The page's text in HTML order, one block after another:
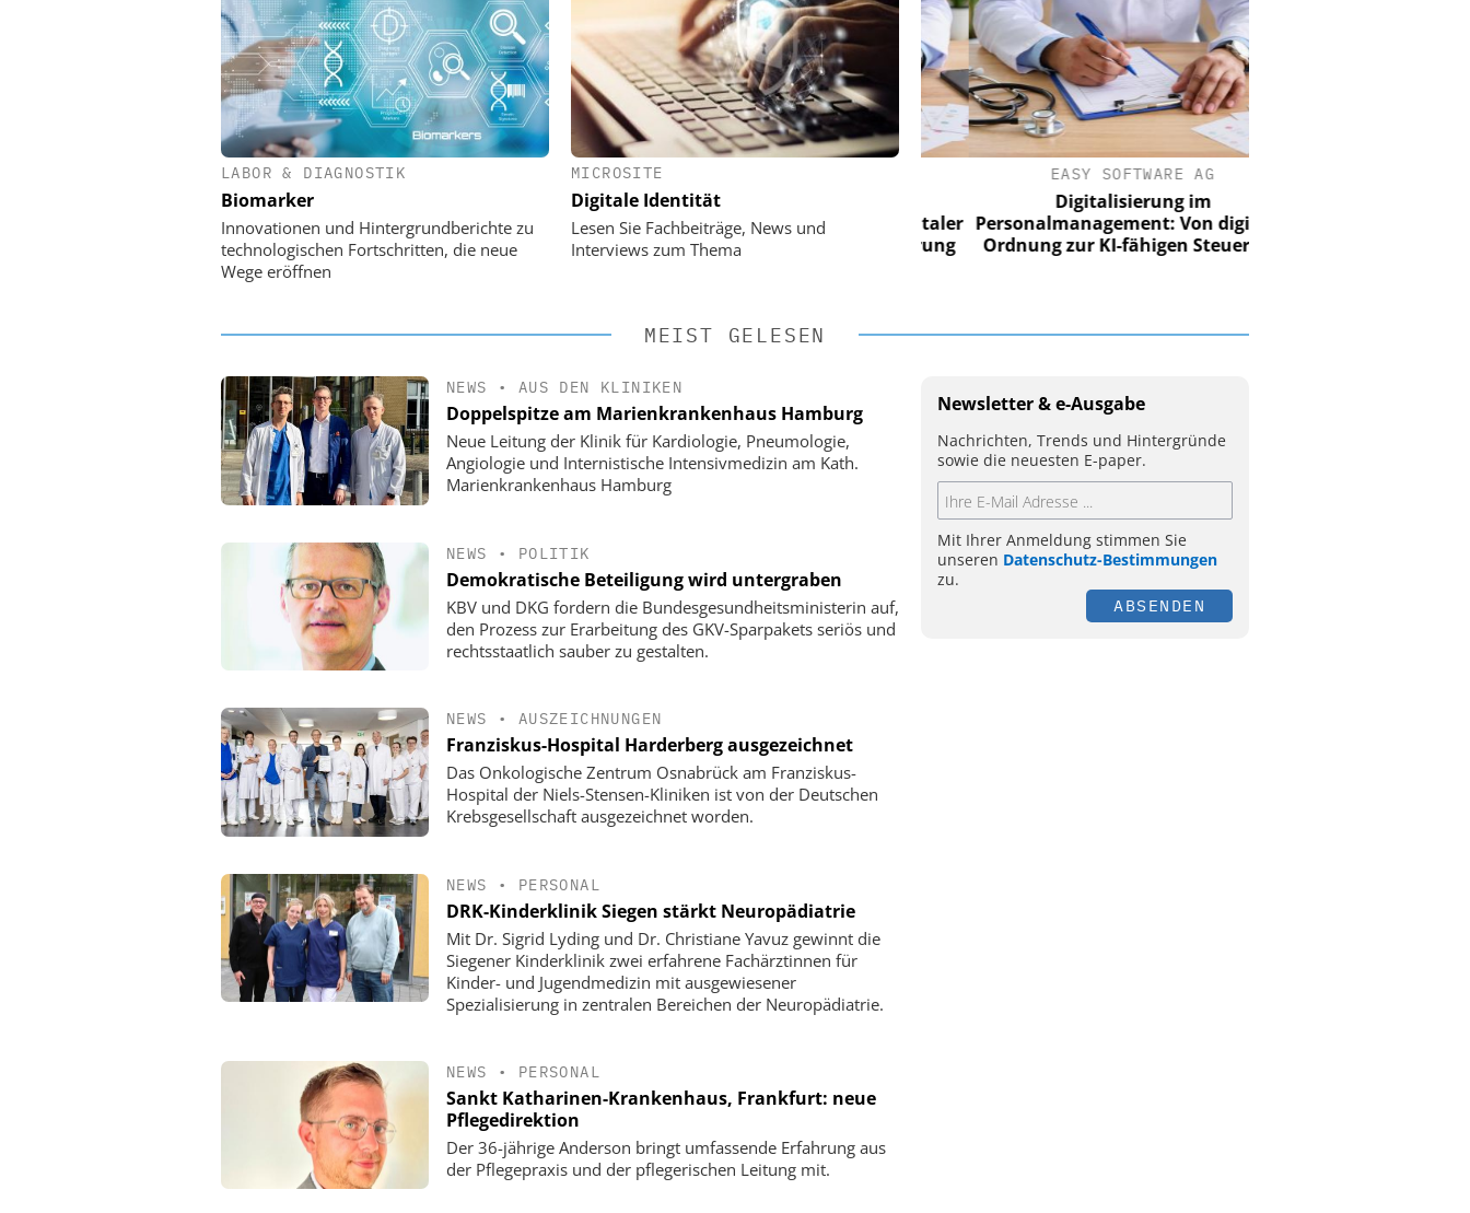
LABOR & DIAGNOSTIK
Biomarker
Innovationen und Hintergrundberichte zu
technologischen Fortschritten, die neue
Wege eröffnen
MICROSITE
Digitale Identität
Lesen Sie Fachbeiträge, News und
Interviews zum Thema
EASY SOFTWARE AG
Personalmanagement: Von digitaler
Ordnung zur KI-fähigen Steuerung
Digitalisierung im
Personalmanagement: Von digitaler
Ordnung zur KI-fähigen Steuerung
EASY SOFTWARE AG
Digitalisierung im
Personalmanagement: Von digitaler
Ordnung zur KI-fähigen Steuerung
MEIST GELESEN
NEWS • AUS DEN KLINIKEN
Doppelspitze am Marienkrankenhaus Hamburg
Neue Leitung der Klinik für Kardiologie, Pneumologie,
Angiologie und Internistische Intensivmedizin am Kath.
Marienkrankenhaus Hamburg
NEWS • POLITIK
Demokratische Beteiligung wird untergraben
KBV und DKG fordern die Bundesgesundheitsministerin auf,
den Prozess zur Erarbeitung des GKV-Sparpakets seriös und
rechtsstaatlich sauber zu gestalten.
NEWS • AUSZEICHNUNGEN
Franziskus-Hospital Harderberg ausgezeichnet
Das Onkologische Zentrum Osnabrück am Franziskus-
Hospital der Niels-Stensen-Kliniken ist von der Deutschen
Krebsgesellschaft ausgezeichnet worden.
NEWS • PERSONAL
DRK-Kinderklinik Siegen stärkt Neuropädiatrie
Mit Dr. Sigrid Lyding und Dr. Christiane Yavuz gewinnt die
Siegener Kinderklinik zwei erfahrene Fachärztinnen für
Kinder- und Jugendmedizin mit ausgewiesener
Spezialisierung in zentralen Bereichen der Neuropädiatrie.
NEWS • PERSONAL
Sankt Katharinen-Krankenhaus, Frankfurt: neue
Pflegedirektion
Der 36-jährige Anderson bringt umfassende Erfahrung aus
der Pflegepraxis und der pflegerischen Leitung mit.
Newsletter & e-Ausgabe
Nachrichten, Trends und Hintergründe
sowie die neuesten E-paper.
Mit Ihrer Anmeldung stimmen Sie
unseren Datenschutz-Bestimmungen
zu.
ABSENDEN